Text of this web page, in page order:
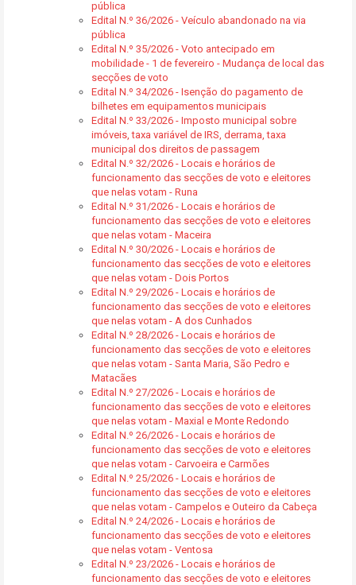
pública
Edital N.º 36/2026 - Veículo abandonado na via
pública
Edital N.º 35/2026 - Voto antecipado em
mobilidade - 1 de fevereiro - Mudança de local das
secções de voto
Edital N.º 34/2026 - Isenção do pagamento de
bilhetes em equipamentos municipais
Edital N.º 33/2026 - Imposto municipal sobre
imóveis, taxa variável de IRS, derrama, taxa
municipal dos direitos de passagem
Edital N.º 32/2026 - Locais e horários de
funcionamento das secções de voto e eleitores
que nelas votam - Runa
Edital N.º 31/2026 - Locais e horários de
funcionamento das secções de voto e eleitores
que nelas votam - Maceira
Edital N.º 30/2026 - Locais e horários de
funcionamento das secções de voto e eleitores
que nelas votam - Dois Portos
Edital N.º 29/2026 - Locais e horários de
funcionamento das secções de voto e eleitores
que nelas votam - A dos Cunhados
Edital N.º 28/2026 - Locais e horários de
funcionamento das secções de voto e eleitores
que nelas votam - Santa Maria, São Pedro e
Matacães
Edital N.º 27/2026 - Locais e horários de
funcionamento das secções de voto e eleitores
que nelas votam - Maxial e Monte Redondo
Edital N.º 26/2026 - Locais e horários de
funcionamento das secções de voto e eleitores
que nelas votam - Carvoeira e Carmões
Edital N.º 25/2026 - Locais e horários de
funcionamento das secções de voto e eleitores
que nelas votam - Campelos e Outeiro da Cabeça
Edital N.º 24/2026 - Locais e horários de
funcionamento das secções de voto e eleitores
que nelas votam - Ventosa
Edital N.º 23/2026 - Locais e horários de
funcionamento das secções de voto e eleitores